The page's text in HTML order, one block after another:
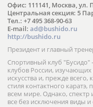
Офис: 111141, Москва, ул.
Центральная секция: 5
Тел.: +7 495 368-90-63
E-mail: ad@bushido.ru
http://bushido.ru
Президент и главный
Спортивный клуб
клубов России,
искусства и, прежде
стиля контактного
всем мире. Однако, спектр
все без исключения виды и